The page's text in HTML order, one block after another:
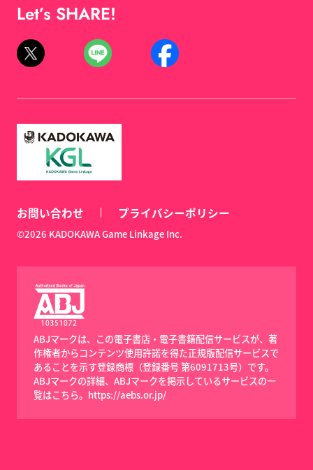
Let’s SHARE!
お問い合わせ プライバシーポリシー
©2026 KADOKAWA Game Linkage Inc.
ABJマークは、この電子書店・電子書籍配信サービスが、著
作権者からコンテンツ使用許諾を得た正規版配信サービスで
あることを示す登録商標（登録番号 第6091713号）です。
ABJマークの詳細、ABJマークを掲示しているサービスの一
覧はこちら。 https://aebs.or.jp/